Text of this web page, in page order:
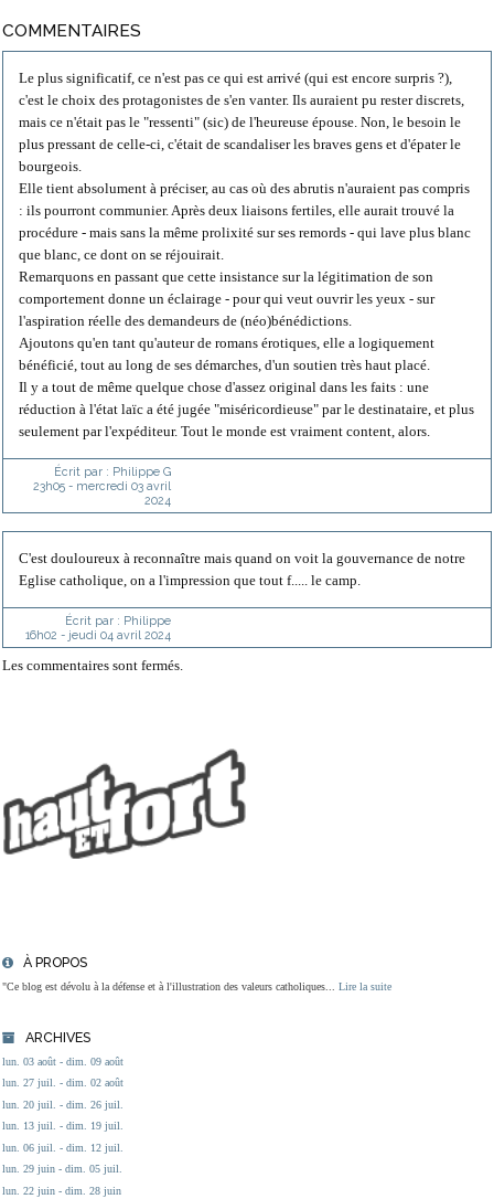
À PROPOS
"Ce blog est dévolu à la défense et à l'illustration des valeurs catholiques... Lire la suite
ARCHIVES
lun. 03 août - dim. 09 août
lun. 27 juil. - dim. 02 août
lun. 20 juil. - dim. 26 juil.
lun. 13 juil. - dim. 19 juil.
lun. 06 juil. - dim. 12 juil.
lun. 29 juin - dim. 05 juil.
lun. 22 juin - dim. 28 juin
COMMENTAIRES
Le plus significatif, ce n'est pas ce qui est arrivé (qui est encore surpris ?),
c'est le choix des protagonistes de s'en vanter. Ils auraient pu rester discrets,
mais ce n'était pas le "ressenti" (sic) de l'heureuse épouse. Non, le besoin le
plus pressant de celle-ci, c'était de scandaliser les braves gens et d'épater le
bourgeois.
Elle tient absolument à préciser, au cas où des abrutis n'auraient pas compris
: ils pourront communier. Après deux liaisons fertiles, elle aurait trouvé la
procédure - mais sans la même prolixité sur ses remords - qui lave plus blanc
que blanc, ce dont on se réjouirait.
Remarquons en passant que cette insistance sur la légitimation de son
comportement donne un éclairage - pour qui veut ouvrir les yeux - sur
l'aspiration réelle des demandeurs de (néo)bénédictions.
Ajoutons qu'en tant qu'auteur de romans érotiques, elle a logiquement
bénéficié, tout au long de ses démarches, d'un soutien très haut placé.
Il y a tout de même quelque chose d'assez original dans les faits : une
réduction à l'état laïc a été jugée "miséricordieuse" par le destinataire, et plus
seulement par l'expéditeur. Tout le monde est vraiment content, alors.
Écrit par : Philippe G
23h05- mercredi 03 avril
2024
C'est douloureux à reconnaître mais quand on voit la gouvernance de notre
Eglise catholique, on a l'impression que tout f..... le camp.
Écrit par : Philippe
16h02 - jeudi 04 avril 2024
Les commentaires sont fermés.